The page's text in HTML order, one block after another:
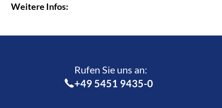
Weitere Infos:
Rufen Sie uns an:­
+49 5451 9435-0